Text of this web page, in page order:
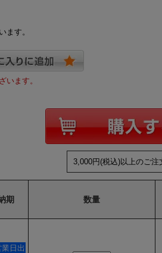
ます。
います。
3,000円(税込)以上のご注
期 数量
日出